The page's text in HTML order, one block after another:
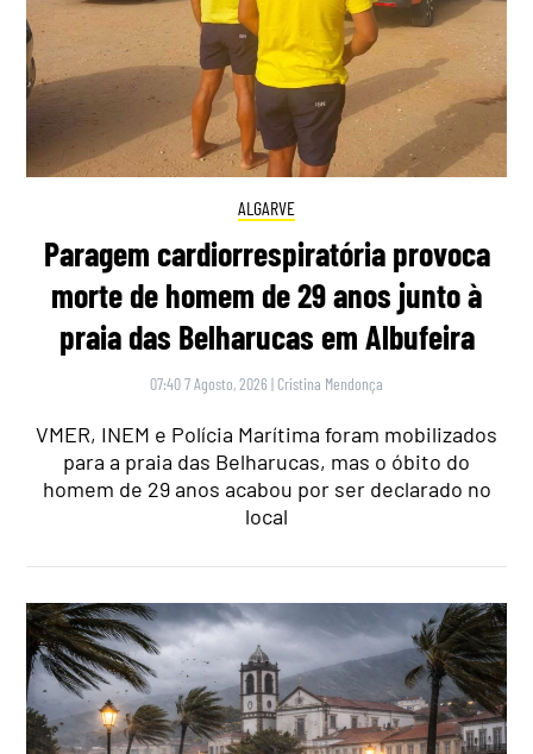
ALGARVE
Paragem cardiorrespiratória provoca
morte de homem de 29 anos junto à
praia das Belharucas em Albufeira
07:40 7 Agosto, 2026 | Cristina Mendonça
VMER, INEM e Polícia Marítima foram mobilizados
para a praia das Belharucas, mas o óbito do
homem de 29 anos acabou por ser declarado no
local